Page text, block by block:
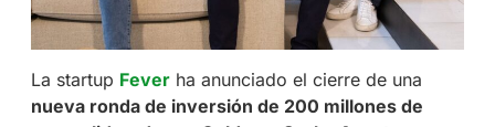
La startup Feverha anunciado el cierre de una
nueva ronda de inversión de 200 millones de